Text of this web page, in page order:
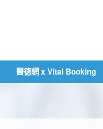
醫德網 x Vital Booking